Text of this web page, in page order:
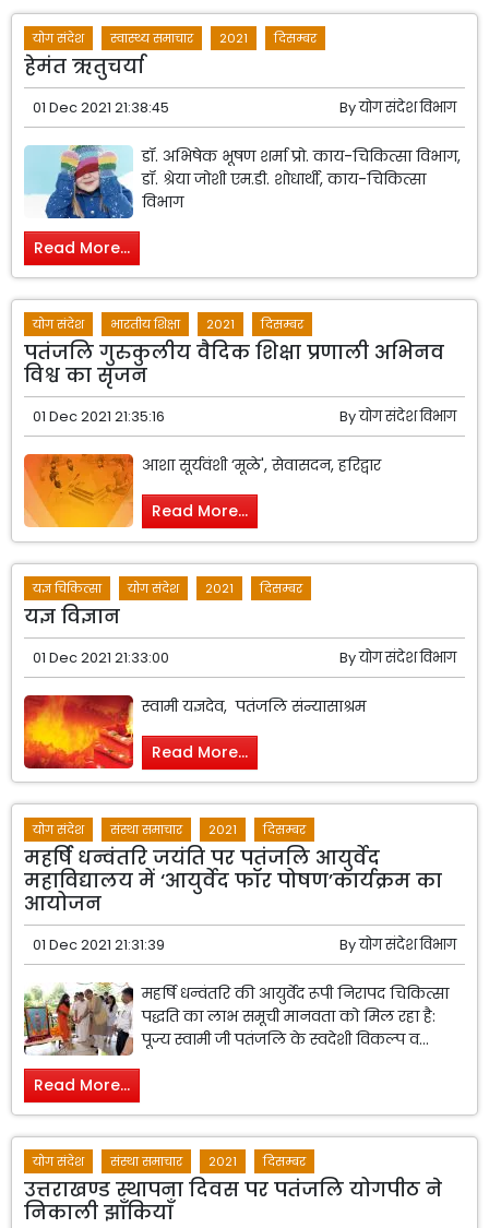
योग संदेश स्वास्थ्य समाचार 2021 दिसम्बर
हेमंत ऋतुचर्या
01 Dec 2021 21:38:45 Byयोग संदेश विभाग
डॉ. अभिषेक भूषण शर्मा प्रो. काय-चिकित्सा विभाग,
डॉ. श्रेया जोशी एम.डी. शोधार्थी, काय-चिकित्सा
विभाग
Read More...
योग संदेश भारतीय शिक्षा 2021 दिसम्बर
पतंजलि गुरुकुलीय वैदिक शिक्षा प्रणाली अभिनव
विश्व का सृजन
01 Dec 2021 21:35:16 Byयोग संदेश विभाग
आशा सूर्यवंशी ‘मूळे', सेवासदन, हरिद्वार
Read More...
यज्ञ चिकित्सा योग संदेश 2021 दिसम्बर
यज्ञ विज्ञान
01 Dec 2021 21:33:00 Byयोग संदेश विभाग
स्वामी यज्ञदेव, पतंजलि संन्यासाश्रम
Read More...
योग संदेश संस्था समाचार 2021 दिसम्बर
महर्षि धन्वंतरि जयंति पर पतंजलि आयुर्वेद
महाविद्यालय में ‘आयुर्वेद फॉर पोषण’कार्यक्रम का
आयोजन
01 Dec 2021 21:31:39 Byयोग संदेश विभाग
महर्षि धन्वंतरि की आयुर्वेद रूपी निरापद चिकित्सा
पद्धति का लाभ समूची मानवता को मिल रहा है:
पूज्य स्वामी जी पतंजलि के स्वदेशी विकल्प व...
Read More...
योग संदेश संस्था समाचार 2021 दिसम्बर
उत्तराखण्ड स्थापना दिवस पर पतंजलि योगपीठ ने
निकाली झाँकियाँ